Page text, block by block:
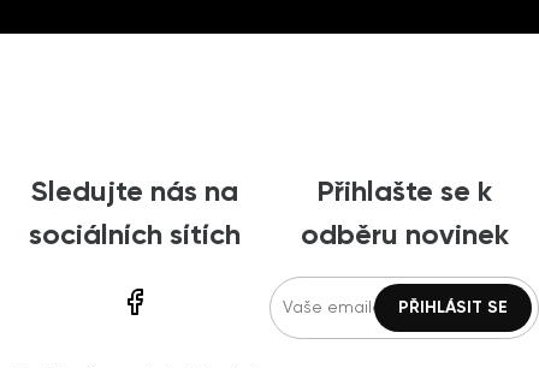
Sledujte nás na
sociálních sítích
Přihlašte se k
odběru novinek